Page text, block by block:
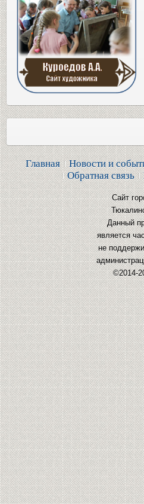
Главная Новости и
Обратная связь
Сайт
Данный
является
не
©2014-